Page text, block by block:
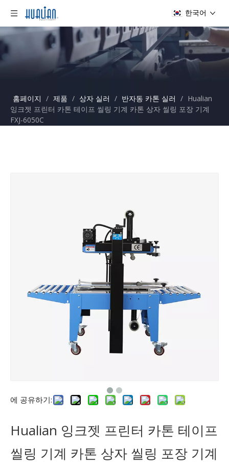
한국어
홈페이지 / 제품 / 상자 실러 / 반자동 카톤 실러 / Hualian
잉크젯 프린터 카톤 테이프 씰링 기계 카톤 상자 씰링 포장 기계
FXJ-6050C
에 공유하기:
Hualian 잉크젯 프린터 카톤 테이프
씰링 기계 카톤 상자 씰링 포장 기계